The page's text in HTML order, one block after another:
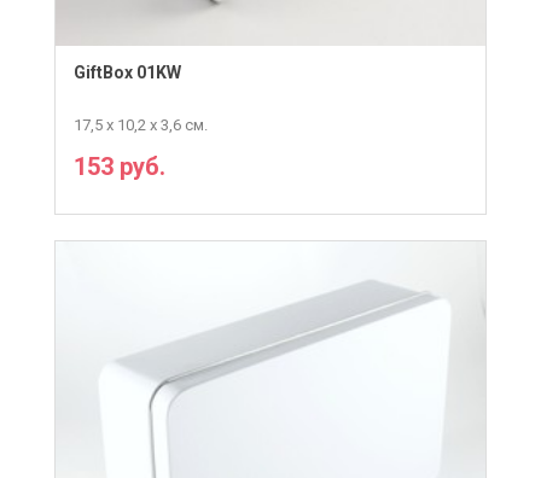
GiftBox 01KW
17,5 х 10,2 х 3,6 см.
153 руб.